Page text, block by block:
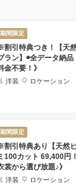
期間限定
割引特典つき！【天
ラン】◉全データ納
金不要！》
洋装 ロケーション
期間限定
割引特典あり【天然
100カット 69,400円
裳から選び放題♪》
洋装 ロケーション